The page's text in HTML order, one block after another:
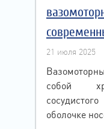
21 июля 2025
собой
оболочке